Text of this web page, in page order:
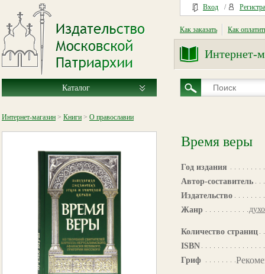
Вход /
Как заказать Как
Интернет-
Каталог
Интернет-магазин > Книги > О православии
Время веры
Год издания
Автор-составитель
Издательство
Жанр
Количество страниц
ISBN
Гриф